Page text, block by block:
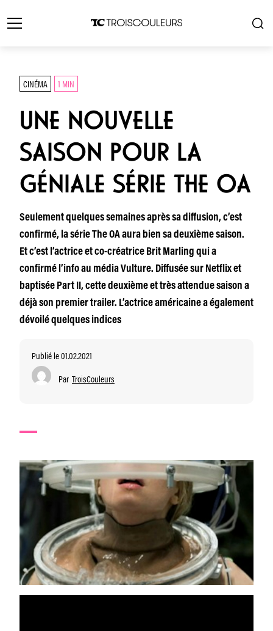
CINÉMA 1 MIN
UNE NOUVELLE
SAISON POUR LA
GÉNIALE SÉRIE THE OA
Seulement quelques semaines après sa diffusion, c’est
confirmé, la série The OA aura bien sa deuxième saison.
Et c’est l’actrice et co-créatrice Brit Marling qui a
confirmé l’info au média Vulture. Diffusée sur Netflix et
baptisée Part II, cette deuxième et très attendue saison a
déjà son premier trailer. L’actrice américaine a également
dévoilé quelques indices
Publié le 01.02.2021
Par TroisCouleurs